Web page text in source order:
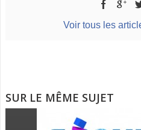
Voir tous les
SUR LE MÊME SUJET